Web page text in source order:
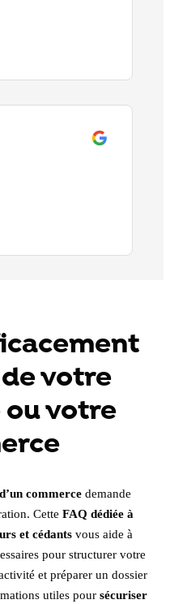
votre
votre
commerce demande
Cette FAQ dédiée à
et cédants vous aide à
pour structurer votre
et préparer un dossier
utiles pour sécuriser